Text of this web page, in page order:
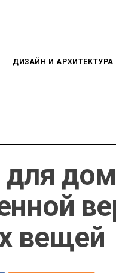
ДИЗАЙН И АРХИТЕКТУРА
вещей